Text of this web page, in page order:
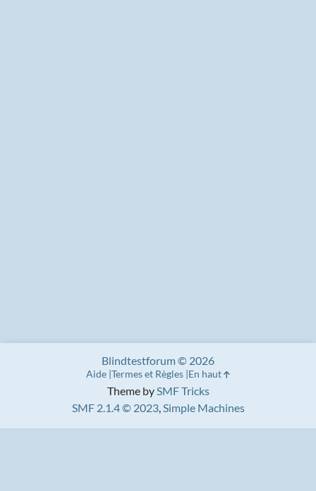
Theme bySMF Tricks
SMF 2.1.4 © 2023,Simple Machines
Blindtestforum © 2026
Aide Termes et Règles En haut